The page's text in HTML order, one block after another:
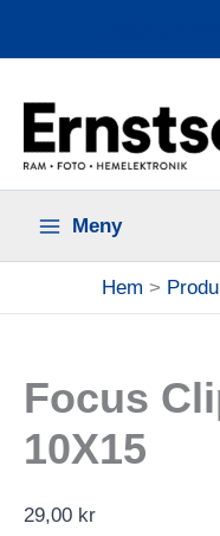
Meny
Hem
Focus
10X15
29,00 kr